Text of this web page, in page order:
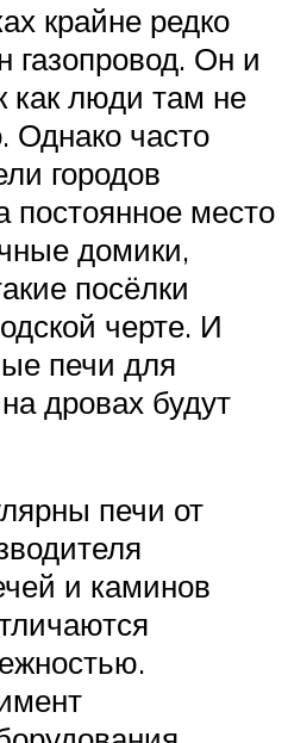
крайне редко
газопровод. Он и
как люди там не
Однако часто
городов
постоянное место
домики,
посёлки
черте. И
печи для
дровах будут
печи от
и каминов